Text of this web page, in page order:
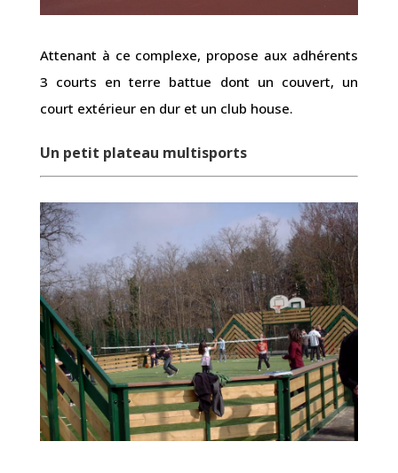
Attenant à ce complexe, propose aux adhérents
3 courts en terre battue dont un couvert, un
court extérieur en dur et un club house.
Un petit plateau multisports